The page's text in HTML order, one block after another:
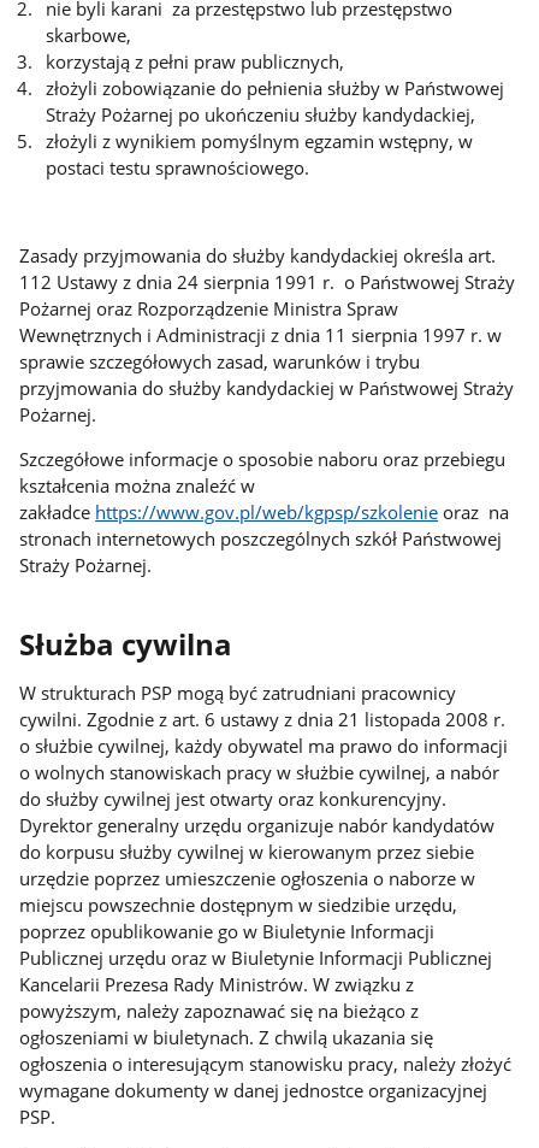
nie byli karani za przestępstwo lub przestępstwo
skarbowe,
korzystają z pełni praw publicznych,
złożyli zobowiązanie do pełnienia służby w Państwowej
Straży Pożarnej po ukończeniu służby kandydackiej,
złożyli z wynikiem pomyślnym egzamin wstępny, w
postaci testu sprawnościowego.
Zasady przyjmowania do służby kandydackiej określa art.
112 Ustawy z dnia 24 sierpnia 1991 r. o Państwowej Straży
Pożarnej oraz Rozporządzenie Ministra Spraw
Wewnętrznych i Administracji z dnia 11 sierpnia 1997 r. w
sprawie szczegółowych zasad, warunków i trybu
przyjmowania do służby kandydackiej w Państwowej Straży
Pożarnej.
Szczegółowe informacje o sposobie naboru oraz przebiegu
kształcenia można znaleźć w
zakładce https://www.gov.pl/web/kgpsp/szkolenie oraz na
stronach internetowych poszczególnych szkół Państwowej
Straży Pożarnej.
Służba cywilna
W strukturach PSP mogą być zatrudniani pracownicy
cywilni. Zgodnie z art. 6 ustawy z dnia 21 listopada 2008 r.
o służbie cywilnej, każdy obywatel ma prawo do informacji
o wolnych stanowiskach pracy w służbie cywilnej, a nabór
do służby cywilnej jest otwarty oraz konkurencyjny.
Dyrektor generalny urzędu organizuje nabór kandydatów
do korpusu służby cywilnej w kierowanym przez siebie
urzędzie poprzez umieszczenie ogłoszenia o naborze w
miejscu powszechnie dostępnym w siedzibie urzędu,
poprzez opublikowanie go w Biuletynie Informacji
Publicznej urzędu oraz w Biuletynie Informacji Publicznej
Kancelarii Prezesa Rady Ministrów. W związku z
powyższym, należy zapoznawać się na bieżąco z
ogłoszeniami w biuletynach. Z chwilą ukazania się
ogłoszenia o interesującym stanowisku pracy, należy złożyć
wymagane dokumenty w danej jednostce organizacyjnej
PSP.